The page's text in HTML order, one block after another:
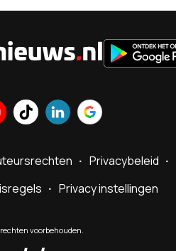
Privacybeleid
Privacy instellingen
rechten voorbehouden.